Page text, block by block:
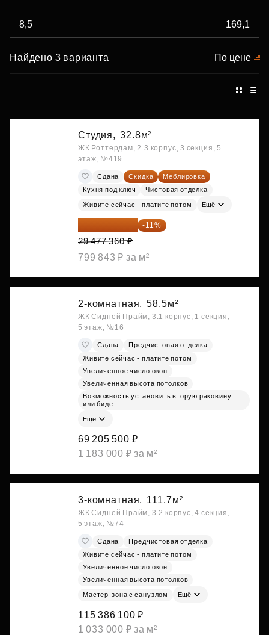
Найдено 3 варианта По цене
Студия, 32.8м²
ЖК Роттердам, 2.3 корпус, 3 секция, 5
этаж, №419
Сдана Скидка
Меблировка
Кухня под ключ
Чистовая отделка
Живите сейчас - платите потом Ещё
26 234 850 ₽ -11%
29 477 360 ₽
799 843 ₽ за м²
2-комнатная, 58.5м²
ЖК Сидней Прайм, 3.1 корпус, 1 секция,
5 этаж, №16
Сдана
Предчистовая отделка
Живите сейчас - платите потом
Увеличенное число окон
Увеличенная высота потолков
Возможность установить вторую раковину
или биде
Ещё
69 205 500 ₽
1 183 000 ₽ за м²
3-комнатная, 111.7м²
ЖК Сидней Прайм, 3.2 корпус, 4 секция,
5 этаж, №74
Сдана
Предчистовая отделка
Живите сейчас - платите потом
Увеличенное число окон
Увеличенная высота потолков
Мастер-зона с санузлом Ещё
115 386 100 ₽
1 033 000 ₽ за м²